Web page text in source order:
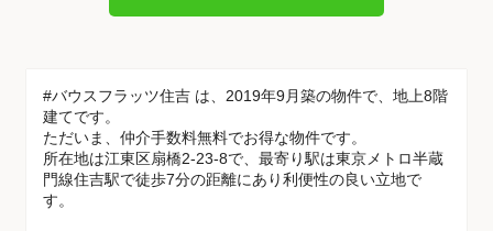
#バウスフラッツ住吉 は、2019年9月築の物件で、地上8階
建てです。
ただいま、仲介手数料無料でお得な物件です。
所在地は江東区扇橋2-23-8で、最寄り駅は東京メトロ半蔵
門線住吉駅で徒歩7分の距離にあり利便性の良い立地で
す。